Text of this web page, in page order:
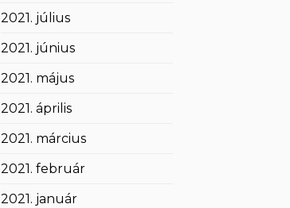
2021. július
2021. június
2021. május
2021. április
2021. március
2021. február
2021. január